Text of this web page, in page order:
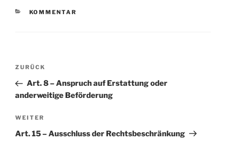
KATEGORIEN
KOMMENTAR
Beitragsnavigation
Vorheriger
Beitrag
ZURÜCK
Art. 8 – Anspruch auf Erstattung oder
anderweitige Beförderung
Nächster
Beitrag
WEITER
Art. 15 – Ausschluss der Rechtsbeschränkung